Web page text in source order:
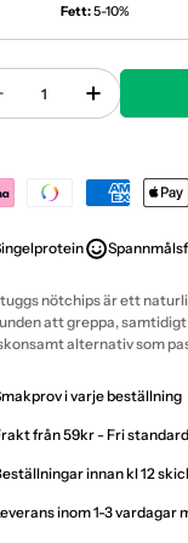
Fett:5-10%
Minska Antal För
Öka
nötchips är ett
att greppa,
alternativ som
i varje beställning
från 59kr - Fri
innan kl 12
inom 1-3 vardagar